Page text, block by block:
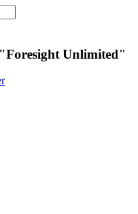
Unlimited"